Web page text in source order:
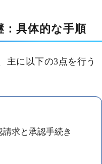
：具体的な手順
主に以下の3点を行う
求と承認手続き